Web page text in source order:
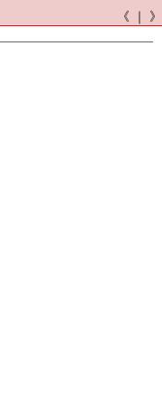
《 ｜ 》